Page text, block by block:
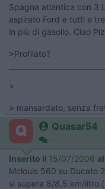
Spagna atlantica con 3
aspirato Ford e tutti e
in più di gasolio. Ciao
>Profilato?
>
> mansardato, senza
Quasar54
-
Inserito il 15/07/2006
Mclouis 560 su Ducato
si supera 8/8,5 km/